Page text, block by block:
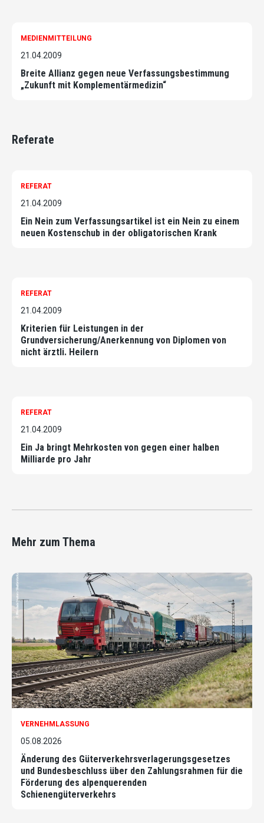
MEDIENMITTEILUNG
21.04.2009
Breite Allianz gegen neue Verfassungsbestimmung
„Zukunft mit Komplementärmedizin“
Referate
REFERAT
21.04.2009
Ein Nein zum Verfassungsartikel ist ein Nein zu einem
neuen Kostenschub in der obligatorischen Krank
REFERAT
21.04.2009
Kriterien für Leistungen in der
Grundversicherung/Anerkennung von Diplomen von
nicht ärztli. Heilern
REFERAT
21.04.2009
Ein Ja bringt Mehrkosten von gegen einer halben
Milliarde pro Jahr
Mehr zum Thema
VERNEHMLASSUNG
05.08.2026
Änderung des Güterverkehrsverlagerungsgesetzes
und Bundesbeschluss über den Zahlungsrahmen für die
Förderung des alpenquerenden
Schienengüterverkehrs